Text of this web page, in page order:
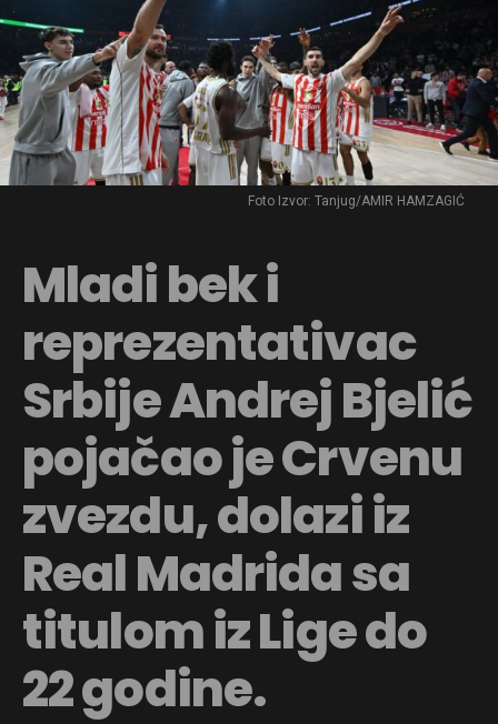
Foto Izvor: Tanjug/AMIR HAMZAGIĆ
Mladi bek i
reprezentativac
Srbije Andrej Bjelić
pojačao je Crvenu
zvezdu, dolazi iz
Real Madrida sa
titulom iz Lige do
22 godine.